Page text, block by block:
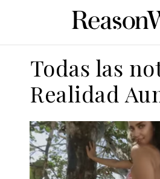
Todas las
Realidad